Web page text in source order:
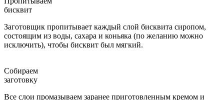
бисквит
Заготовщик пропитывает каждый слой бисквита сиропом,
состоящим из воды, сахара и коньяка (по желанию можно
исключить), чтобы бисквит был мягкий.
Собираем
заготовку
Все слои промазываем заранее приготовленным кремом и